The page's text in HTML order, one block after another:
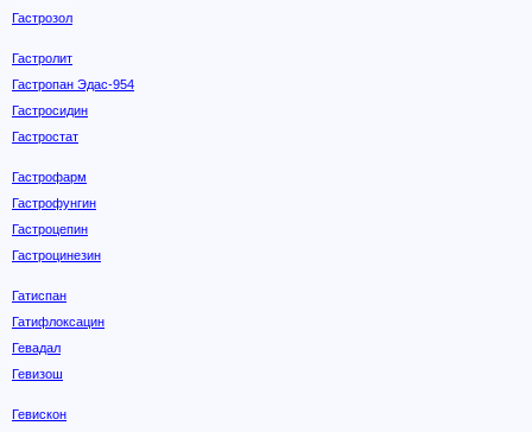
Гастрозол
Гастролит
Гастропан Эдас-954
Гастросидин
Гастростат
Гастрофарм
Гастрофунгин
Гастроцепин
Гастроцинезин
Гатиспан
Гатифлоксацин
Гевадал
Гевизош
Гевискон